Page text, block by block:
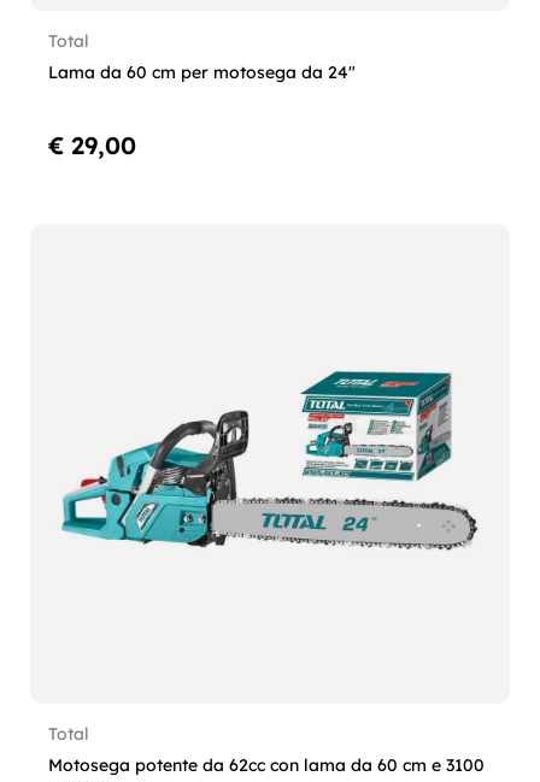
Total
Lama da 60 cm per motosega da 24"
€ 29,00
Total
Motosega potente da 62cc con lama da 60 cm e 3100